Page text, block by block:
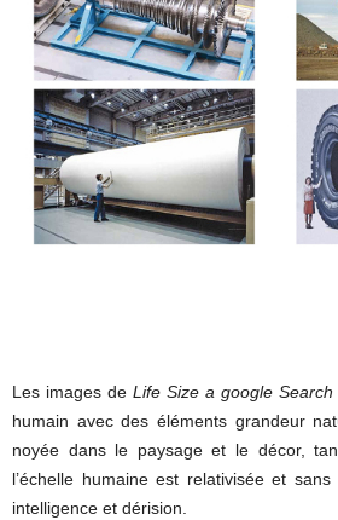
Les images de Life Size a google Search
humain avec des éléments grandeur
noyée dans le paysage et le décor,
l’échelle humaine est relativisée et
intelligence et dérision.